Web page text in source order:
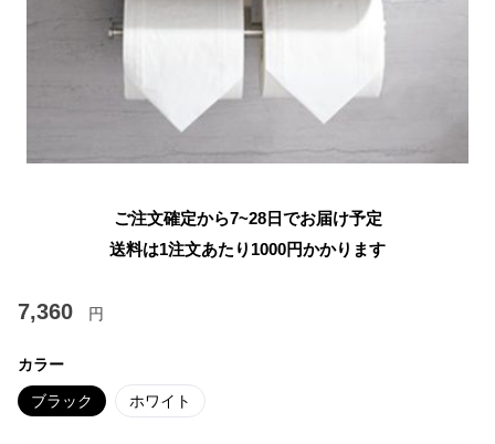
ご注文確定から7~28日でお届け予定
送料は1注文あたり 1000円かかります
7,360 円
カラー
ブラック ホワイト